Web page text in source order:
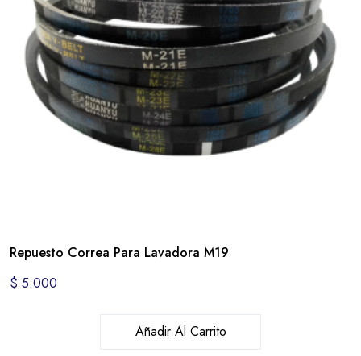
Repuesto Correa Para Lavadora M19
$ 5.000
Añadir Al Carrito